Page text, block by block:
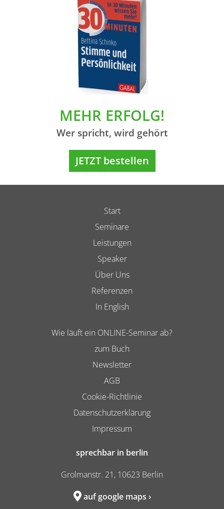
MEHR ERFOLG!
Wer spricht, wird gehört
JETZT bestellen
Start
Seminare
Leistungen
Speaker
Über Uns
Referenzen
In English
Wie läuft ein ONLINE-Seminar ab?
zum Buch
Newsletter
AGB
Cookie-Richtlinie
Datenschutzerklärung
Impressum
sprechbar in berlin
Grolmanstr. 21, 10623 Berlin
auf google maps ›